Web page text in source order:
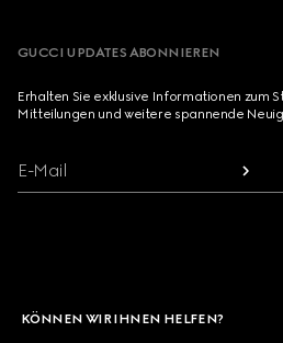
GUCCI UPDATES ABONNIEREN
Erhalten Sie exklusive Informationen zum
Mitteilungen und weitere spannende
E-Mail
KÖNNEN WIR IHNEN HELFEN?